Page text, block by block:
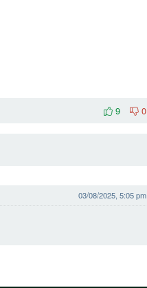
9 0
03/08/2025, 5:05 pm